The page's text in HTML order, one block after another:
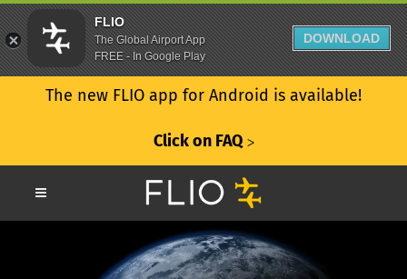
The new FLIO app for Android is available!
Click on FAQ ᐳ
FLIO
The Global Airport App
FREE - In Google Play
DOWNLOAD